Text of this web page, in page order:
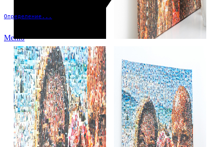
Определение...
Меню